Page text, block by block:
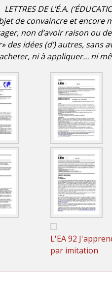
LETTRES DE L’É.A.
de convaincre et
non d’avoir raison ou
des idées (d’) autres, sans
ni à appliquer… ni
L'EA 92
par imitation